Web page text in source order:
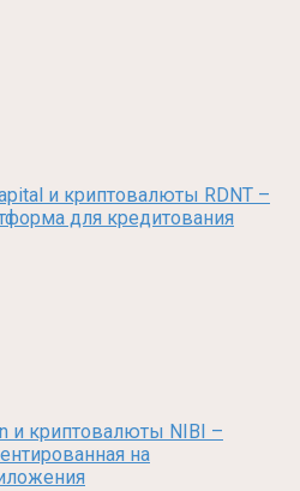
и криптовалюты RDNT –
для кредитования
и криптовалюты NIBI –
на